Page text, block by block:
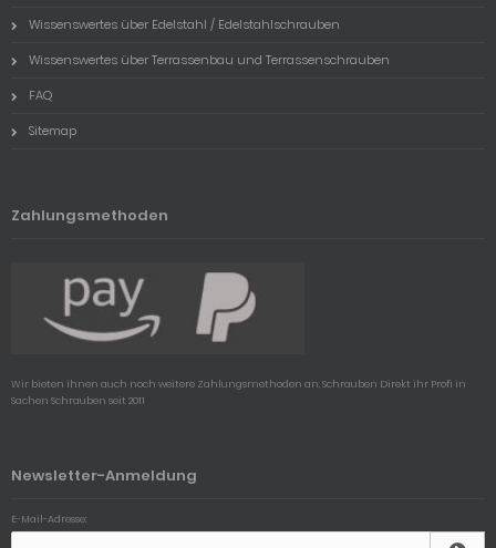
Wissenswertes über Edelstahl / Edelstahlschrauben
Wissenswertes über Terrassenbau und Terrassenschrauben
FAQ
Sitemap
Zahlungsmethoden
Wir bieten ihnen auch noch weitere Zahlungsmethoden an, Schrauben Direkt ihr Profi in
Sachen Schrauben seit 2011
Newsletter-Anmeldung
E-Mail-Adresse: